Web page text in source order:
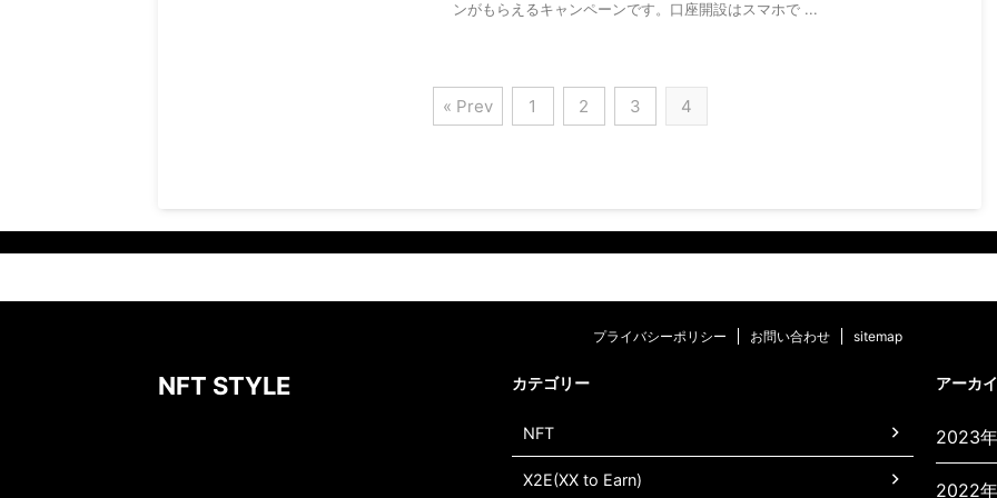
ンがもらえるキャンペーンです。口座開設はスマホで ...
« Prev 1 2 3 4
プライバシーポリシー お問い合わせ sitemap
カテゴリー
NFT
X2E(XX to Earn)
アーカ
2023
2022
NFT STYLE